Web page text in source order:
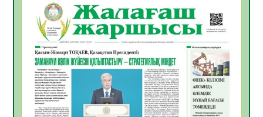
06.08.2026
Инфекциялық ауруларға қарсы иммундау
жұмыстарының тиімділігі
06.08.2026
28
Көкжөтел ауруы туралы
06.08.2026
25